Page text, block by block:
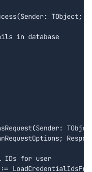
in database
IDs for user